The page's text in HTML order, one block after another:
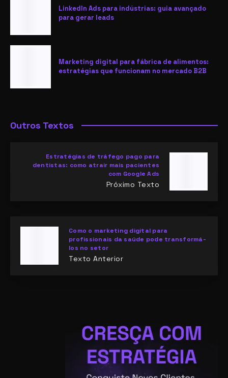
LinkedIn Ads para indústrias: guia avançado
para gerar leads
Marketing digital para fábrica de alimentos:
estratégias que funcionam no mercado B2B
Outros Textos
Estratégias de tráfego pago para
dentistas: como atrair mais pacientes
com Google Ads
Próximo Texto
Como o marketing digital para
profissionais da saúde pode transformá-
los no setor
Texto Anterior